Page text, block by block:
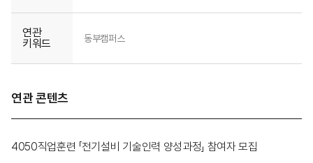
연관
키워드
동부캠퍼스
연관 콘텐츠
4050직업훈련 「전기설비 기술인력 양성과정」 참여자 모집